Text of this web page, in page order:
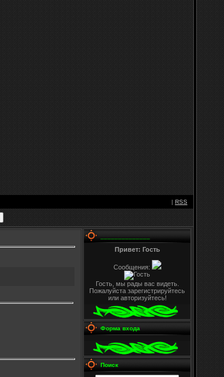
| RSS
Привет: Гость
Сообщения:
Гость, мы рады вас видеть.
Пожалуйста зарегистрируйтесь
или авторизуйтесь!
Форма входа
Поиск